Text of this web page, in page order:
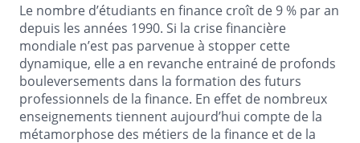
Le nombre d’étudiants en finance croît de 9 % par an
depuis les années 1990. Si la crise financière
mondiale n’est pas parvenue à stopper cette
dynamique, elle a en revanche entrainé de profonds
bouleversements dans la formation des futurs
professionnels de la finance. En effet de nombreux
enseignements tiennent aujourd’hui compte de la
métamorphose des métiers de la finance et de la